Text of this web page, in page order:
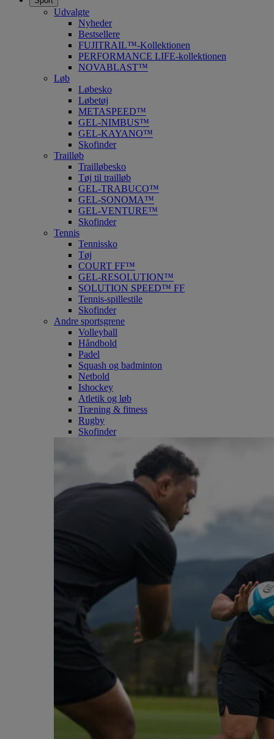
Udvalgte
Nyheder
Bestsellere
FUJITRAIL™-Kollektionen
PERFORMANCE LIFE-kollektionen
NOVABLAST™
Løb
Løbesko
Løbetøj
METASPEED™
GEL-NIMBUS™
GEL-KAYANO™
Skofinder
Trailløb
Trailløbesko
Tøj til trailløb
GEL-TRABUCO™
GEL-SONOMA™
GEL-VENTURE™
Skofinder
Tennis
Tennissko
Tøj
COURT FF™
GEL-RESOLUTION™
SOLUTION SPEED™ FF
Tennis-spillestile
Skofinder
Andre sportsgrene
Volleyball
Håndbold
Padel
Squash og badminton
Netbold
Ishockey
Atletik og løb
Træning & fitness
Rugby
Skofinder